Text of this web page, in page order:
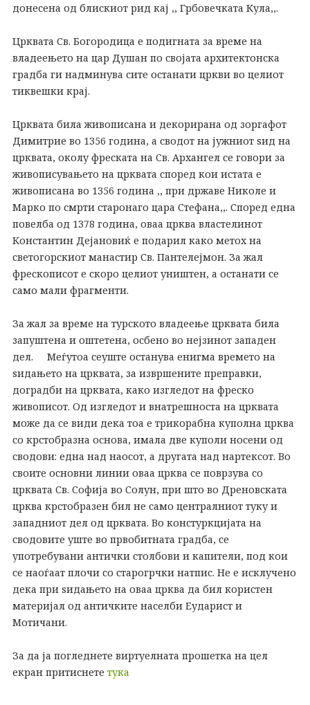
донесена од блискиот рид кај ,, Грбовечката Кула,,.
Црквата Св. Богородица е подигната за време на
владеењето на цар Душан по својата архитектонска
градба ги надминува сите останати цркви во целиот
тиквешки крај.
Црквата била живописана и декорирана од зоргафот
Димитрие во 1356 година, а сводот на јужниот ѕид на
црквата, околу фреската на Св. Архангел се говори за
живописувањето на црквата според кои истата е
живописана во 1356 година ,, при државе Николе и
Марко по смрти старонаго цара Стефана,,. Според една
повелба од 1378 година, оваа црква властелинот
Константин Дејановиќ е подарил како метох на
светогорскиот манастир Св. Пантелејмон. За жал
фрескописот е скоро целиот уништен, а останати се
само мали фрагменти.
За жал за време на турското владеење црквата била
запуштена и оштетена, осбено во нејзинот западен
дел. Меѓутоа сеуште останува енигма времето на
ѕидањето на црквата, за извршените преправки,
доградби на црквата, како изгледот на фреско
живописот. Од изгледот и внатрешноста на црквата
може да се види дека тоа е трикорабна куполна црква
со крстобразна основа, имала две куполи носени од
сводови: една над наосот, а другата над нартексот. Во
своите основни линии оваа црква се поврзува со
црквата Св. Софија во Солун, при што во Дреновската
црква крстобразен бил не само централниот туку и
западниот дел од црквата. Во констуркцијата на
сводовите уште во првобитната градба, се
употребувани антички столбови и капители, под кои
се наоѓаат плочи со старогрчки натпис. Не е исклучено
дека при ѕидањето на оваа црква да бил користен
материјал од античките населби Еударист и
Мотичани.
За да ја погледнете виртуелната прошетка на цел
екран притиснете тука